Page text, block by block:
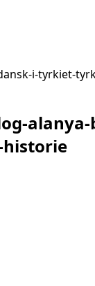
i-tyrkiet-
alanya-